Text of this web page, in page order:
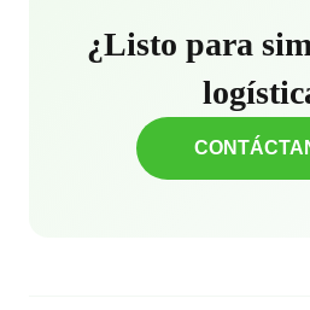
¿Listo para